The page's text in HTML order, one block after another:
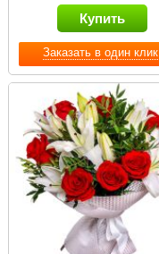
Заказать в один клик
Купить